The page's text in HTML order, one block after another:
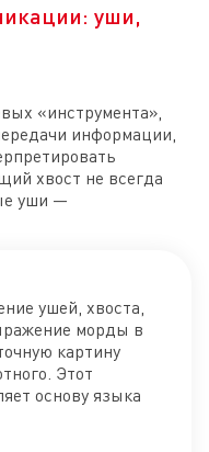
уши,
«инструмента»,
информации,
хвост не всегда
уши —
ушей, хвоста,
морды в
картину
Этот
основу языка